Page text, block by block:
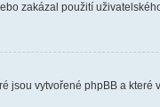
zakázal použití
jsou vytvořené phpBB a